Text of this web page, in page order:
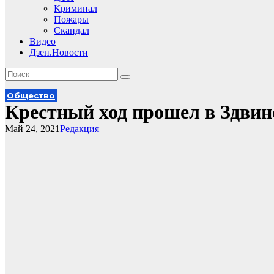
Криминал
Пожары
Скандал
Видео
Дзен.Новости
Общество
Крестный ход прошел в
Редакция
Май 24, 2021